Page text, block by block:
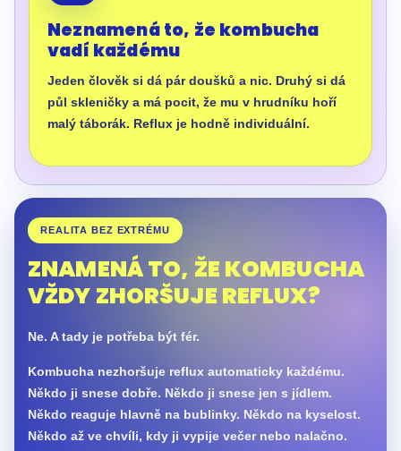
Neznamená to, že kombucha
vadí každému
Jeden člověk si dá pár doušků a nic. Druhý si dá
půl skleničky a má pocit, že mu v hrudníku hoří
malý táborák. Reflux je hodně individuální.
REALITA BEZ EXTRÉMU
ZNAMENÁ TO, ŽE KOMBUCHA
VŽDY ZHORŠUJE REFLUX?
Ne. A tady je potřeba být fér.
Kombucha nezhoršuje reflux automaticky každému.
Někdo ji snese dobře. Někdo ji snese jen s jídlem.
Někdo reaguje hlavně na bublinky. Někdo na kyselost.
Někdo až ve chvíli, kdy ji vypije večer nebo nalačno.